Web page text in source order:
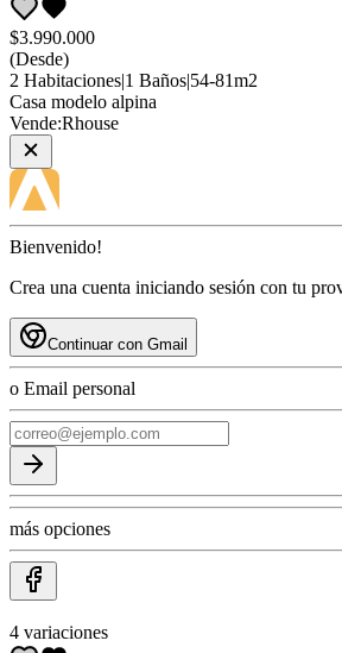
$3.990.000
(Desde)
2 Habitaciones|1 Baños|54-81m2
Casa modelo alpina
Vende:Rhouse
Bienvenido!
Crea una cuenta iniciando sesión con tu
Continuar con Gmail
o Email personal
más opciones
4 variaciones